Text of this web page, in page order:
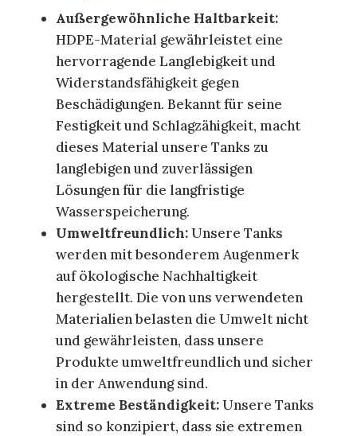
Außergewöhnliche Haltbarkeit:
HDPE-Material gewährleistet eine
hervorragende Langlebigkeit und
Widerstandsfähigkeit gegen
Beschädigungen. Bekannt für seine
Festigkeit und Schlagzähigkeit, macht
dieses Material unsere Tanks zu
langlebigen und zuverlässigen
Lösungen für die langfristige
Wasserspeicherung.
Umweltfreundlich:Unsere Tanks
werden mit besonderem Augenmerk
auf ökologische Nachhaltigkeit
hergestellt. Die von uns verwendeten
Materialien belasten die Umwelt nicht
und gewährleisten, dass unsere
Produkte umweltfreundlich und sicher
in der Anwendung sind.
Extreme Beständigkeit:Unsere Tanks
sind so konzipiert, dass sie extremen